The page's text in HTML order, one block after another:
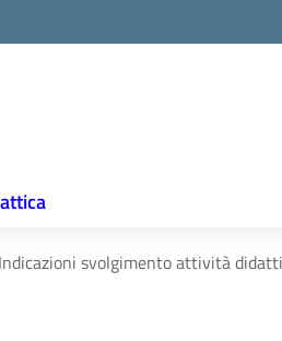
svolgimento attività